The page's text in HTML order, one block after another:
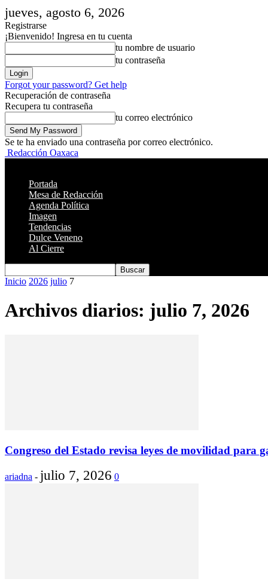
jueves, agosto 6, 2026
Registrarse
¡Bienvenido! Ingresa en tu cuenta
tu nombre de usuario
tu contraseña
Forgot your password? Get help
Recuperación de contraseña
Recupera tu contraseña
tu correo electrónico
Se te ha enviado una contraseña por correo electrónico.
Redacción Oaxaca
Portada
Mesa de Redacción
Agenda Política
Imagen
Tendencias
Dulce Veneno
Al Cierre
Inicio 2026 julio 7
Archivos diarios: julio 7, 2026
Congreso del Estado revisa leyes de movilidad para
ariadna - julio 7, 2026 0